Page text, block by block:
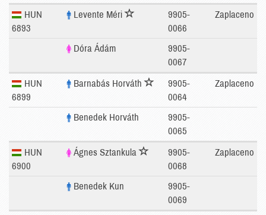
HUN
6893
Levente Méri
9905-
0066
Zaplaceno
Dóra Ádám
9905-
0067
HUN
6899
Barnabás Horváth
9905-
0064
Zaplaceno
Benedek Horváth
9905-
0065
HUN
6900
Ágnes Sztankula
9905-
0068
Zaplaceno
Benedek Kun
9905-
0069